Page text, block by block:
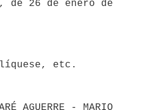
de 26 de enero de
AGUERRE - MARIO